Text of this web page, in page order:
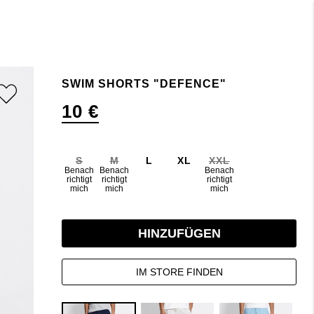
SWIM SHORTS "DEFENCE"
10 €
S
Benach
richtigt
mich
M
Benach
richtigt
mich
L XL XXL
Benach
richtigt
mich
HINZUFÜGEN
IM STORE FINDEN